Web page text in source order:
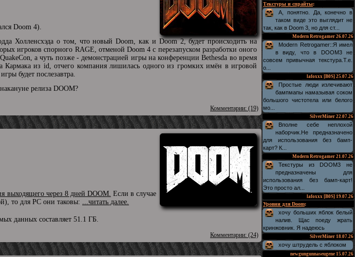
Doom 4).
Холленсхэда о том, что новый Doom, как и Doom 2, будет происходить на
игроков спорного RAGE, отменой Doom 4 с перезапуском разработки оного
а чуть позже - демонстрацией игры на конференции Bethesda во время
из id, отчего компания лишилась одного из громких имён в игровой
будет послезавтра.
релиза DOOM?
Комментарии: (19)
выходящего через 8 дней DOOM. Если в случае
то для PC они таковы: ...читать далее.
данных составляет 51.1 ГБ.
Комментарии: (24)
Текстуры и спрайты:
А, понятно. Да, конечно в
таком виде это выглядит не
так, как в Doom 3, но для ст...
Modern Retrogamer 26.07.26
Modern Retrogamer::Я имел
в виду, что в DOOM3 не
совсем привычная текстура.Т.е.
о...
lafoxxx [B0S] 25.07.26
Простые люди излечивают
бампмапы намазывая соком
большого чистотела или белого
мо...
SilverMiner 22.07.26
Вполне себе неплохой
наборчик.Не предназначено
для использования без бамп-
карт? К...
Modern Retrogamer 21.07.26
Текстуры из DOOM3 не
предназначены для
использования без бамп-карт!
Это просто ал...
lafoxxx [B0S] 19.07.26
Уровни для Doom:
хочу больших яблок белый
налив. Щас поеду жрать
кринжовник. Я надеюсь
SilverMiner 18.07.26
хочу штрудель с яблоком
newgungunnaseugene 15.07.26